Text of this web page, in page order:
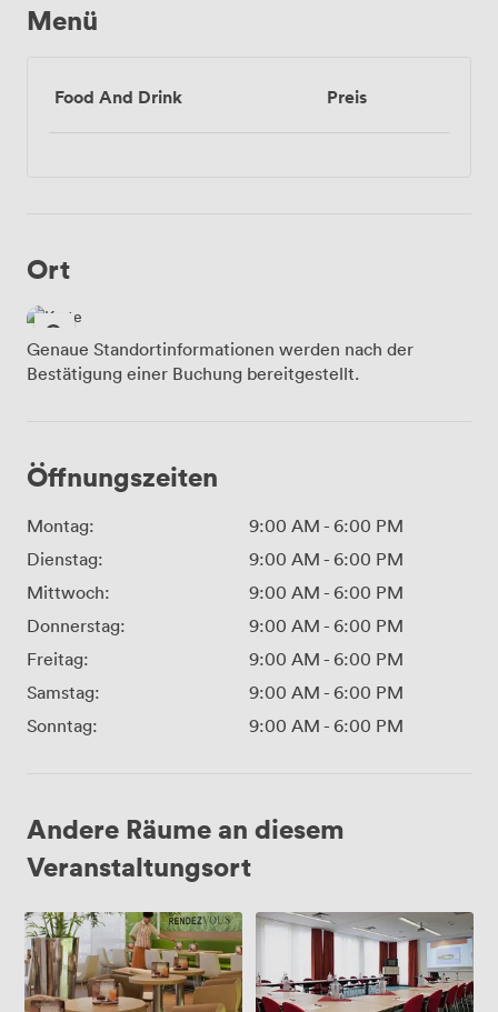
Menü
Food And Drink Preis
Ort
Genaue Standortinformationen werden nach der
Bestätigung einer Buchung bereitgestellt.
Öffnungszeiten
Montag: 9:00 AM - 6:00 PM
Dienstag:
9:00 AM - 6:00 PM
Mittwoch:
9:00 AM - 6:00 PM
Donnerstag:
9:00 AM - 6:00 PM
Freitag:
9:00 AM - 6:00 PM
Samstag:
9:00 AM - 6:00 PM
Sonntag:
9:00 AM - 6:00 PM
Andere Räume an diesem
Veranstaltungsort
Dijon/Watford Valencia/Zagreb